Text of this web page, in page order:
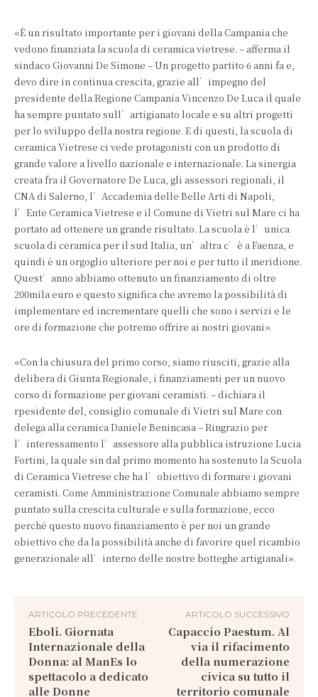
«È un risultato importante per i giovani della Campania che
vedono finanziata la scuola di ceramica vietrese. – afferma il
sindaco Giovanni De Simone – Un progetto partito 6 anni fa e,
devo dire in continua crescita, grazie all’impegno del
presidente della Regione Campania Vincenzo De Luca il quale
ha sempre puntato sull’artigianato locale e su altri progetti
per lo sviluppo della nostra regione. E di questi, la scuola di
ceramica Vietrese ci vede protagonisti con un prodotto di
grande valore a livello nazionale e internazionale. La sinergia
creata fra il Governatore De Luca, gli assessori regionali, il
CNA di Salerno, l’Accademia delle Belle Arti di Napoli,
l’Ente Ceramica Vietrese e il Comune di Vietri sul Mare ci ha
portato ad ottenere un grande risultato. La scuola è l’unica
scuola di ceramica per il sud Italia, un’altra c’è a Faenza, e
quindi è un orgoglio ulteriore per noi e per tutto il meridione.
Quest’anno abbiamo ottenuto un finanziamento di oltre
200mila euro e questo significa che avremo la possibilità di
implementare ed incrementare quelli che sono i servizi e le
ore di formazione che potremo offrire ai nostri giovani».
«Con la chiusura del primo corso, siamo riusciti, grazie alla
delibera di Giunta Regionale, i finanziamenti per un nuovo
corso di formazione per giovani ceramisti. – dichiara il
rpesidente del, consiglio comunale di Vietri sul Mare con
delega alla ceramica Daniele Benincasa – Ringrazio per
l’interessamento l’assessore alla pubblica istruzione Lucia
Fortini, la quale sin dal primo momento ha sostenuto la Scuola
di Ceramica Vietrese che ha l’obiettivo di formare i giovani
ceramisti. Come Amministrazione Comunale abbiamo sempre
puntato sulla crescita culturale e sulla formazione, ecco
perché questo nuovo finanziamento è per noi un grande
obiettivo che da la possibilità anche di favorire quel ricambio
generazionale all’interno delle nostre botteghe artigianali».
ARTICOLO PRECEDENTE
Eboli. Giornata
Internazionale della
Donna: al ManEs lo
spettacolo a dedicato
alle Donne
ARTICOLO SUCCESSIVO
Capaccio Paestum. Al
via il rifacimento
della numerazione
civica su tutto il
territorio comunale